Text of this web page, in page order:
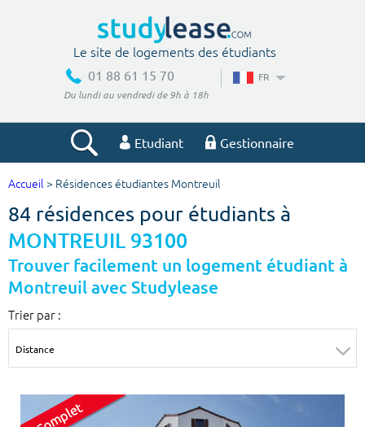
Le site de logements des étudiants
01 88 61 15 70
Du lundi au vendredi de 9h à 18h
FR
Etudiant Gestionnaire
Votre recherche
Ville, école
m²
Accueil > Résidences étudiantes Montreuil
84 résidences pour étudiants à
MONTREUIL 93100
Trouver facilement un logement étudiant à
Montreuil avec Studylease
Trier par :